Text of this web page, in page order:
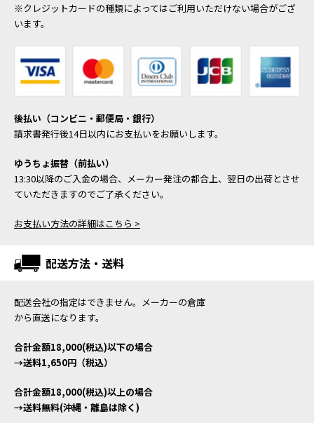
※クレジットカードの種類によってはご利用いただけない場合がござ
います。
後払い（コンビニ・郵便局・銀行）
請求書発行後14日以内にお支払いをお願いします。
ゆうちょ振替（前払い）
13:30以降のご入金の場合、メーカー発注の都合上、翌日の出荷とさせ
ていただきますのでご了承ください。
お支払い方法の詳細はこちら >
配送方法・送料
配送会社の指定はできません。メーカーの倉庫
から直送になります。
合計金額18,000(税込)以下の場合
→送料1,650円（税込）
合計金額18,000(税込)以上の場合
→送料無料(沖縄・離島は除く)